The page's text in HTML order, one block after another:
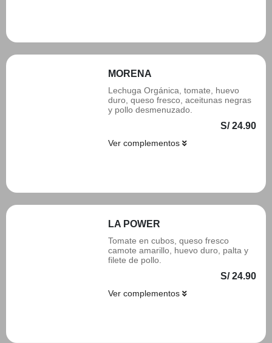
MORENA
Lechuga Orgánica, tomate, huevo
duro, queso fresco, aceitunas negras
y pollo desmenuzado.
S/ 24.90
Ver complementos
LA POWER
Tomate en cubos, queso fresco
camote amarillo, huevo duro, palta y
filete de pollo.
S/ 24.90
Ver complementos